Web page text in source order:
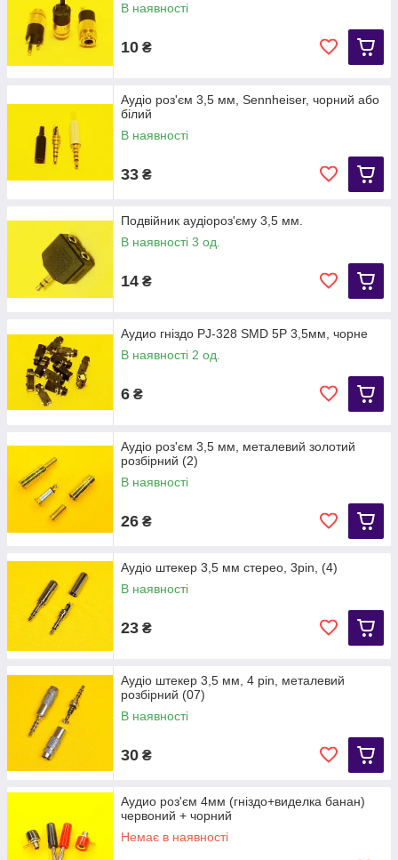
В наявності
10 ₴
Аудіо роз'єм 3,5 мм, Sennheiser, чорний або
білий
В наявності
33 ₴
Подвійник аудіороз'єму 3,5 мм.
В наявності 3 од.
14 ₴
Аудио гніздо PJ-328 SMD 5P 3,5мм, чорне
В наявності 2 од.
6 ₴
Аудіо роз'єм 3,5 мм, металевий золотий
розбірний (2)
В наявності
26 ₴
Аудіо штекер 3,5 мм стерео, 3pin, (4)
В наявності
23 ₴
Аудіо штекер 3,5 мм, 4 pin, металевий
розбірний (07)
В наявності
30 ₴
Аудио роз'єм 4мм (гніздо+виделка банан)
червоний + чорний
Немає в наявності